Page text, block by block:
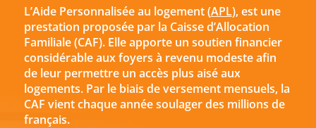
L’Aide Personnalisée au logement (APL), est une
prestation proposée par la Caisse d’Allocation
Familiale (CAF). Elle apporte un soutien financier
considérable aux foyers à revenu modeste afin
de leur permettre un accès plus aisé aux
logements. Par le biais de versement mensuels, la
CAF vient chaque année soulager des millions de
français.